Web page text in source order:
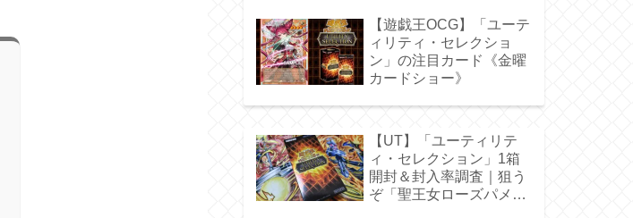
【遊戯王OCG】「ユーテ
ィリティ・セレクショ
ン」の注目カード《金曜
カードショー》
【UT】「ユーティリテ
ィ・セレクション」1箱
開封＆封入率調査｜狙う
ぞ「聖王女ローズパメ